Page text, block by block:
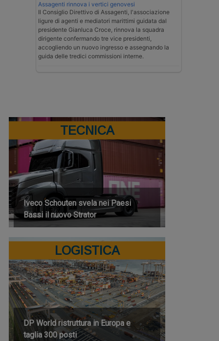
Assagenti rinnova i vertici genovesi
Il Consiglio Direttivo di Assagenti, l'associazione
ligure di agenti e mediatori marittimi guidata dal
presidente Gianluca Croce, rinnova la squadra
dirigente confermando tre vice presidenti,
accogliendo un nuovo ingresso e assegnando la
guida delle tredici commissioni interne.
TECNICA
Iveco Schouten svela nei Paesi
Bassi il nuovo Strator
LOGISTICA
DP World ristruttura in Europa e
taglia 300 posti